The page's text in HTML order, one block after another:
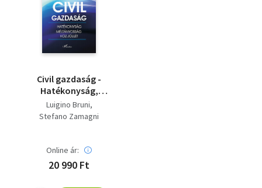
Civil gazdaság -
Hatékonyság,
méltányosság és köz-
jóllét
Luigino Bruni
Stefano Zamagni
Online ár:
20 990 Ft